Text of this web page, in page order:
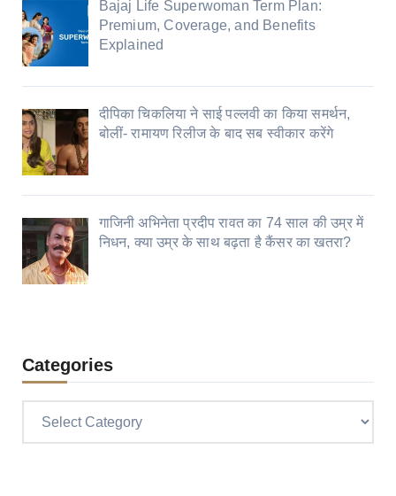
Bajaj Life Superwoman Term Plan:
Premium, Coverage, and Benefits
Explained
दीपिका चिकलिया ने साई पल्लवी का किया समर्थन,
बोलीं- रामायण रिलीज के बाद सब स्वीकार करेंगे
गाजिनी अभिनेता प्रदीप रावत का 74 साल की उम्र में
निधन, क्या उम्र के साथ बढ़ता है कैंसर का खतरा?
Categories